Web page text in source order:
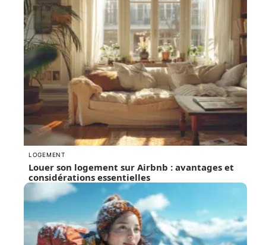
LOGEMENT
Louer son logement sur Airbnb : avantages et
considérations essentielles